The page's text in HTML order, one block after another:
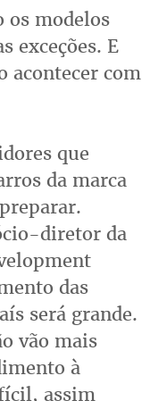
os modelos
exceções. E
acontecer com
que
da marca
diretor da
das
será grande.
vão mais
à
assim